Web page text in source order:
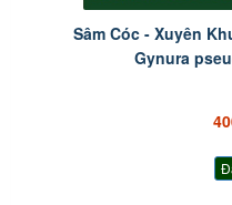
Sâm Cóc - Xuyên
Gynura